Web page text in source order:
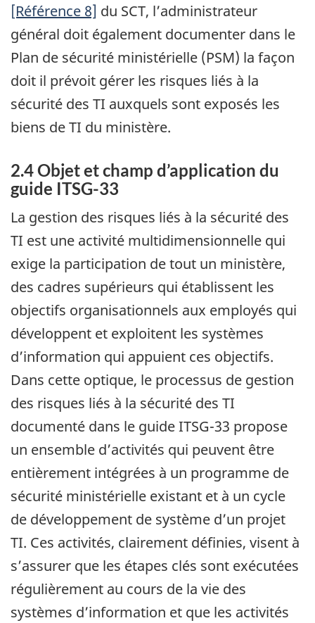
[Référence 8] du SCT, l’administrateur
général doit également documenter dans le
Plan de sécurité ministérielle (PSM) la façon
doit il prévoit gérer les risques liés à la
sécurité des TI auxquels sont exposés les
biens de TI du ministère.
2.4 Objet et champ d’application du
guide ITSG-33
La gestion des risques liés à la sécurité des
TI est une activité multidimensionnelle qui
exige la participation de tout un ministère,
des cadres supérieurs qui établissent les
objectifs organisationnels aux employés qui
développent et exploitent les systèmes
d’information qui appuient ces objectifs.
Dans cette optique, le processus de gestion
des risques liés à la sécurité des TI
documenté dans le guide ITSG-33 propose
un ensemble d’activités qui peuvent être
entièrement intégrées à un programme de
sécurité ministérielle existant et à un cycle
de développement de système d’un projet
TI. Ces activités, clairement définies, visent à
s’assurer que les étapes clés sont exécutées
régulièrement au cours de la vie des
systèmes d’information et que les activités